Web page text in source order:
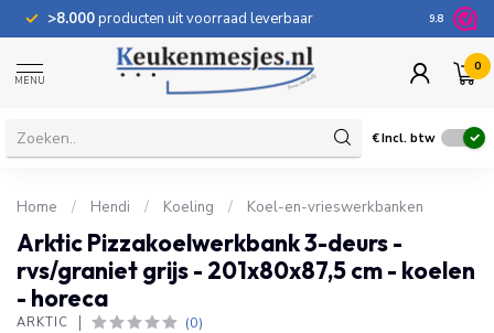
>8.000producten uit voorraad leverbaar 100
9.8
MENU
0
€Incl. btw
Home / Hendi / Koeling / Koel-en-vrieswerkbanken
Arktic Pizzakoelwerkbank 3-deurs -
rvs/graniet grijs - 201x80x87,5 cm - koelen
- horeca
ARKTIC (0)